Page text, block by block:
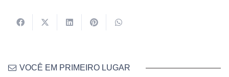
VOCÊ EM PRIMEIRO LUGAR